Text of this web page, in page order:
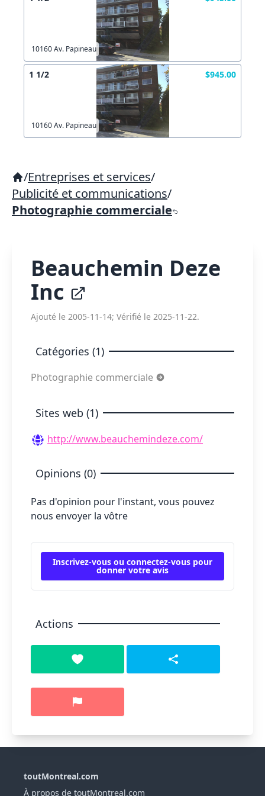
10160 Av. Papineau
1 1/2 $945.00
10160 Av. Papineau
/Entreprises et services/
Publicité et communications/
Photographie commerciale
Beauchemin Deze
Inc
Ajouté le 2005-11-14; Vérifié le 2025-11-22.
Catégories (1)
Photographie commerciale
Sites web (1)
http://www.beauchemindeze.com/
Opinions (0)
Pas d'opinion pour l'instant, vous pouvez
nous envoyer la vôtre
Inscrivez-vous ou connectez-vous pour
donner votre avis
Actions
toutMontreal.com
À propos de toutMontreal.com